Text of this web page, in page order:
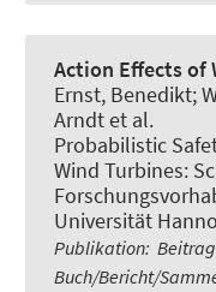
Action Effects of
Ernst, Benedikt;
Arndt et al.
Probabilistic
Wind Turbines:
Universität
Publikation:
Buch/Bericht/